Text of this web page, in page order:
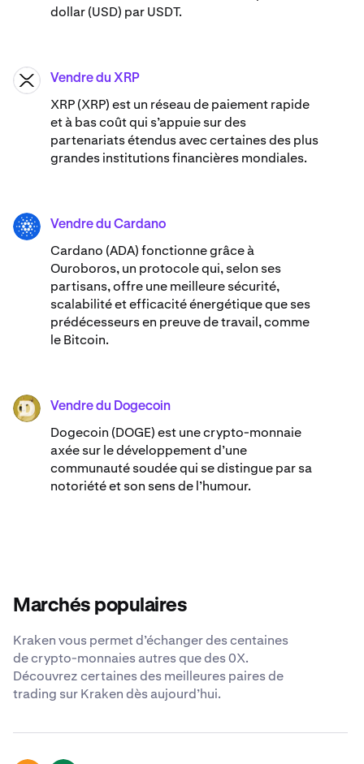
dollar (USD) par USDT.
XRP Vendre du XRP
XRP (XRP) est un réseau de paiement rapide
et à bas coût qui s’appuie sur des
partenariats étendus avec certaines des plus
grandes institutions financières mondiales.
ADA Vendre du Cardano
Cardano (ADA) ​​fonctionne grâce à
Ouroboros, un protocole qui, selon ses
partisans, offre une meilleure sécurité,
scalabilité et efficacité énergétique que ses
prédécesseurs en preuve de travail, comme
le Bitcoin.
DOGE Vendre du Dogecoin
Dogecoin (DOGE) est une crypto-monnaie
axée sur le développement d’une
communauté soudée qui se distingue par sa
notoriété et son sens de l’humour.
Marchés populaires
Kraken vous permet d’échanger des centaines
de crypto-monnaies autres que des 0X.
Découvrez certaines des meilleures paires de
trading sur Kraken dès aujourd’hui.